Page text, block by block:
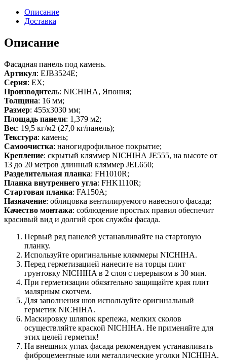
Описание
Доставка
Описание
Фасадная панель под камень.
Артикул: EJB3524E;
Серия: EX;
Производитель: NICHIHA, Япония;
Толщина: 16 мм;
Размер: 455х3030 мм;
Площадь панели: 1,379 м2;
Вес: 19,5 кг/м2 (27,0 кг/панель);
Текстура: камень;
Самоочистка: наногидрофильное покрытие;
Крепление: скрытый кляммер NICHIHA JE555, на высоте от
13 до 20 метров длинный кляммер JEL650;
Разделительная планка: FH1010R;
Планка внутреннего угла: FHK1110R;
Стартовая планка: FA150A;
Назначение: облицовка вентилируемого навесного фасада;
Качество монтажа: соблюдение простых правил обеспечит
красивый вид и долгий срок службы фасада.
Первый ряд панелей устанавливайте на стартовую
планку.
Используйте оригинальные кляммеры NICHIHA.
Перед герметизацией нанесите на торцы плит
грунтовку NICHIHA в 2 слоя с перерывом в 30 мин.
При герметизации обязательно защищайте края плит
малярным скотчем.
Для заполнения шов используйте оригинальный
герметик NICHIHA.
Маскировку шляпок крепежа, мелких сколов
осуществляйте краской NICHIHA. Не применяйте для
этих целей герметик!
На внешних углах фасада рекомендуем устанавливать
фиброцементные или металлические уголки NICHIHA.